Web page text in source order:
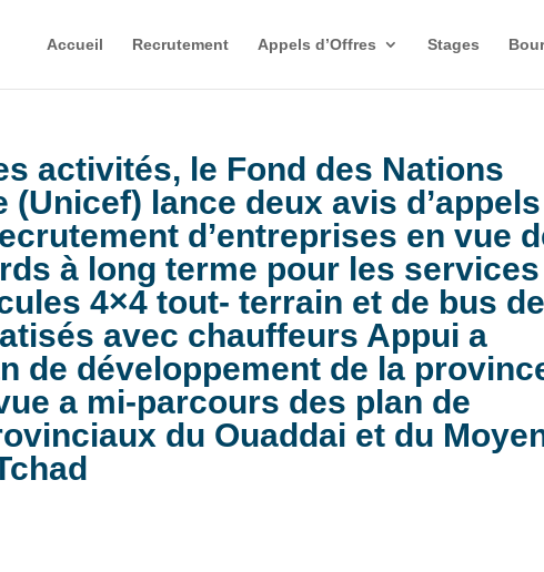
Accueil Recrutement Appels d’Offres Stages
activités, le Fond des Nations
(Unicef) lance deux avis d’appels
d’entreprises en vue
à long terme pour les services
4×4 tout- terrain et de bus de
avec chauffeurs Appui a
de développement de la
a mi-parcours des plan de
du Ouaddai et du